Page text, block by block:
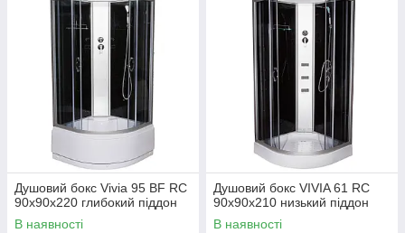
Душовий бокс Vivia 95 BF RC
90х90х220 глибокий піддон
В наявності
Душовий бокс VIVIA 61 RC
90x90x210 низький піддон
В наявності